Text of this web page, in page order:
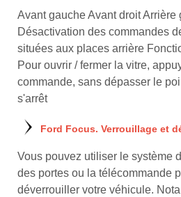
Avant gauche Avant droit Arrière
Désactivation des commandes
situées aux places arrière
Pour ouvrir / fermer la vitre,
commande, sans dépasser le
s'arrêt
Ford Focus. Verrouillage et
Vous pouvez utiliser le système
des portes ou la télécommande
déverrouiller votre véhicule.